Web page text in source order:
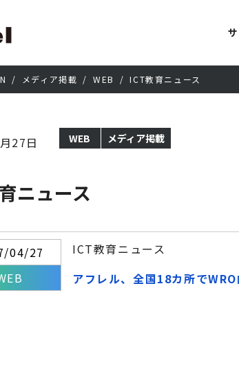
メディア掲載 WEB ICT教育ニュース
27日 WEB メディア掲載
ニュース
04/27
ICT教育ニュース
アフレル、全国18カ所で